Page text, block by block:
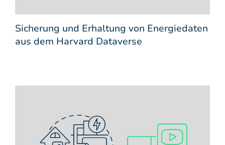
Sicherung und Erhaltung von Energiedaten
aus dem Harvard Dataverse